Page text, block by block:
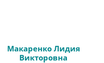
Макаренко Лидия
Викторовна